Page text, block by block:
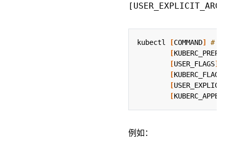
kubectl [COMMAND]
# 别
[
[USER_FLAGS]
[KUBERC_FLAGS
[
[
例如：